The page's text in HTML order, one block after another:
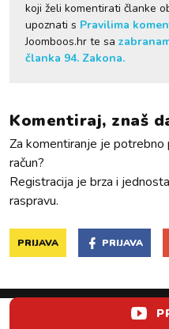
koji želi komentirati članke
upoznati s Pravilima
Joomboos.hr te sa
članka 94. Zakona.
Komentiraj, znaš
Za komentiranje je potrebno
račun?
Registracija je brza i
raspravu.
PRIJAVA PRIJAVA